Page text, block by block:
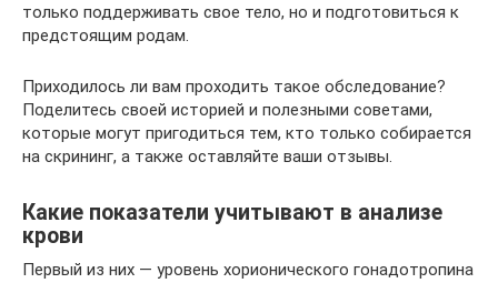
только поддерживать свое тело, но и подготовиться к
предстоящим родам.
Приходилось ли вам проходить такое обследование?
Поделитесь своей историей и полезными советами,
которые могут пригодиться тем, кто только собирается
на скрининг, а также оставляйте ваши отзывы.
Какие показатели учитывают в анализе
крови
Первый из них — уровень хорионического гонадотропина